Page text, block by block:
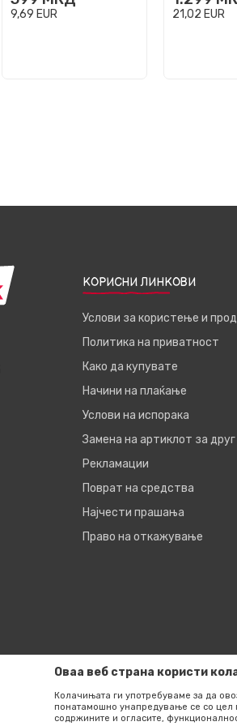
9,69 EUR 21,02 EUR
КОРИСНИ ЛИНКОВИ
Услови за користење и
Политика на приватност
Како да купувате
Начини на плаќање
Услови на испорака
Замена на артиклот за друг
Рекламации
Поврат на средства
Најчести прашања
Право на откажување
Оваа веб страна користи
Колачињата ги употребуваме за да
понатамошно унапредување се со цел
содржините и огласите,